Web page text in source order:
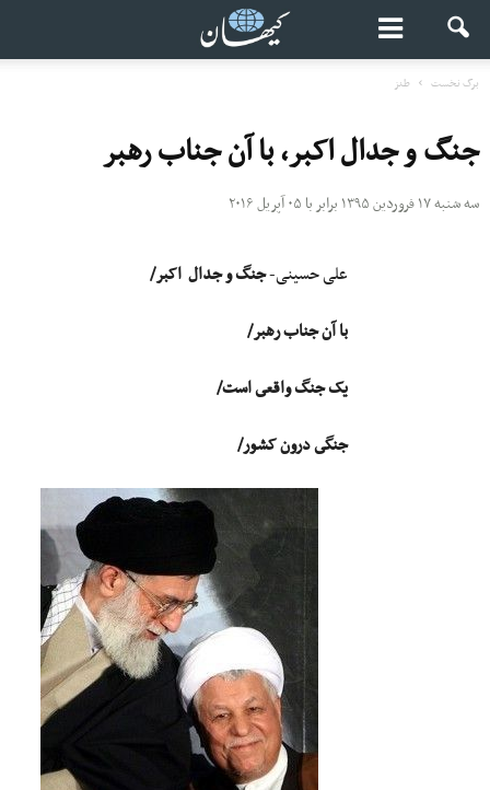
برگ نخست طنز
جنگ و جدال اکبر، با آن جناب رهبر
سه شنبه ۱۷ فروردین ۱۳۹۵ برابر با ۰۵ آپریل ۲۰۱۶
علی حسینی-جنگ و جدال اکبر/
با آن جناب رهبر/
یک جنگ واقعى است/
جنگى درون کشور/